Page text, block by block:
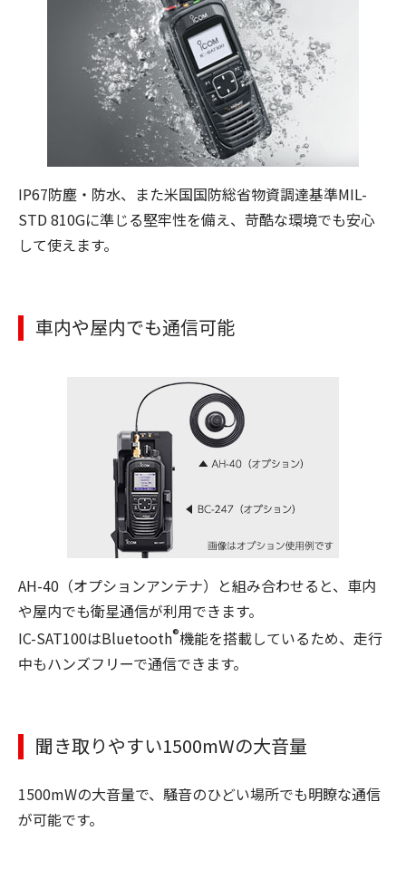
IP67防塵・防水、また米国国防総省物資調達基準MIL-
STD 810Gに準じる堅牢性を備え、苛酷な環境でも安心
して使えます。
車内や屋内でも通信可能
AH-40（オプションアンテナ）と組み合わせると、車内
や屋内でも衛星通信が利用できます。
IC-SAT100はBluetooth®機能を搭載しているため、走行
中もハンズフリーで通信できます。
聞き取りやすい1500mWの大音量
1500mWの大音量で、騒音のひどい場所でも明瞭な通信
が可能です。